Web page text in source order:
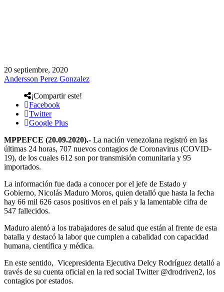
20 septiembre, 2020
Andersson Perez Gonzalez
¡Compartir este!
Facebook
Twitter
Google Plus
MPPEFCE (20.09.2020).- La nación venezolana registró en las
últimas 24 horas, 707 nuevos contagios de Coronavirus (COVID-
19), de los cuales 612 son por transmisión comunitaria y 95
importados.
La información fue dada a conocer por el jefe de Estado y
Gobierno, Nicolás Maduro Moros, quien detalló que hasta la fecha
hay 66 mil 626 casos positivos en el país y la lamentable cifra de
547 fallecidos.
Maduro alentó a los trabajadores de salud que están al frente de esta
batalla y destacó la labor que cumplen a cabalidad con capacidad
humana, científica y médica.
En este sentido, Vicepresidenta Ejecutiva Delcy Rodríguez detalló a
través de su cuenta oficial en la red social Twitter @drodriven2, los
contagios por estados.